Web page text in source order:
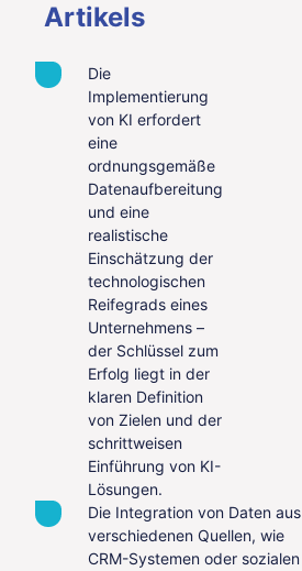
Artikels
Die
Implementierung
von KI erfordert
eine
ordnungsgemäße
Datenaufbereitung
und eine
realistische
Einschätzung der
technologischen
Reifegrads eines
Unternehmens –
der Schlüssel zum
Erfolg liegt in der
klaren Definition
von Zielen und der
schrittweisen
Einführung von KI-
Lösungen.
Die Integration von Daten aus
verschiedenen Quellen, wie
CRM-Systemen oder sozialen